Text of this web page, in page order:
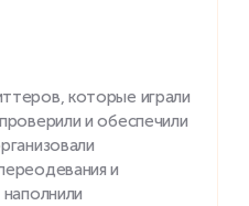
которые играли
и обеспечили
и